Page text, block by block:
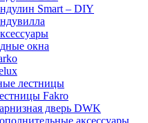
Smart – DIY
окна
лестницы
Fakro
дверь DWK
аксессуары